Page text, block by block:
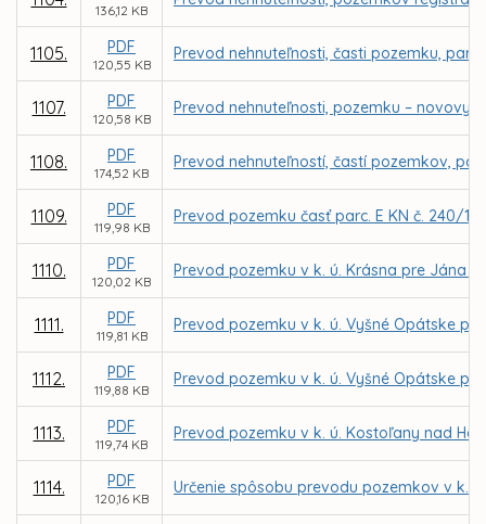
136,12 KB
1105. PDF
120,55 KB
Prevod nehnuteľnosti, časti pozemku,
1107. PDF
120,58 KB
Prevod nehnuteľnosti, pozemku –
1108. PDF
174,52 KB
Prevod nehnuteľností, častí pozemkov,
1109. PDF
119,98 KB
Prevod pozemku časť parc. E KN č. 240/
1110. PDF
120,02 KB
Prevod pozemku v k. ú. Krásna pre Jána
1111. PDF
119,81 KB
Prevod pozemku v k. ú. Vyšné Opátske
1112. PDF
119,88 KB
Prevod pozemku v k. ú. Vyšné Opátske
1113. PDF
119,74 KB
Prevod pozemku v k. ú. Kostoľany nad
1114. PDF
120,16 KB
Určenie spôsobu prevodu pozemkov v k.